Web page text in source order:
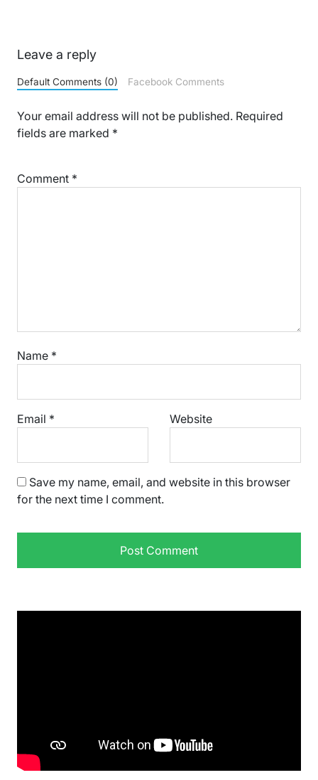
Leave a reply
Default Comments (0) Facebook Comments
Your email address will not be published. Required
fields are marked *
Comment *
Name *
Email * Website
Save my name, email, and website in this browser
for the next time I comment.